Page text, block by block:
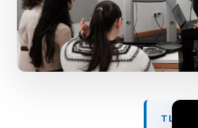
TL;DR